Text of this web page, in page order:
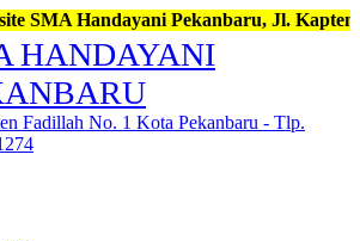
Jl. Kapten Fadillah No. 1
HANDAYANI
Fadillah No. 1 Kota Pekanbaru - Tlp.